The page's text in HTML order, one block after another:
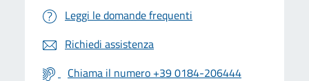
Leggi le domande frequenti
Richiedi assistenza
Chiama il numero +39 0184-206444